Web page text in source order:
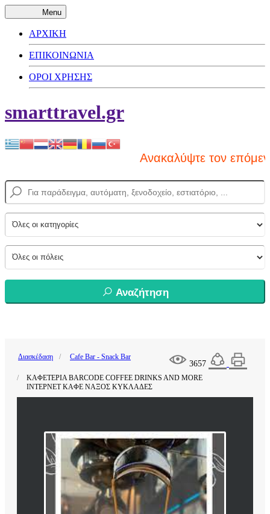
Menu
ΑΡΧΙΚΗ
ΕΠΙΚΟΙΝΩΝΙΑ
ΟΡΟΙ ΧΡΗΣΗΣ
smarttravel.gr
Ανακαλύψτε τον
Αναζήτηση
3657
Διασκέδαση Cafe Bar - Snack Bar
ΚΑΦΕΤΕΡΙΑ BARCODE COFFEE DRINKS AND MORE
INTEΡΝΕΤ ΚΑΦΕ ΝΑΞΟΣ ΚΥΚΛΑΔΕΣ